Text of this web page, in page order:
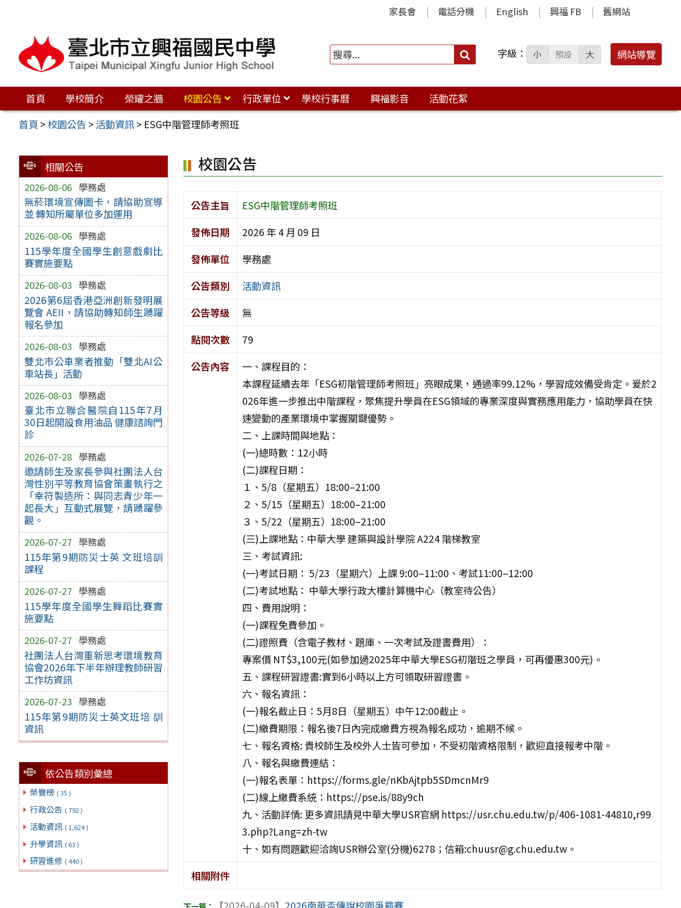
區
家長會 電話分機 English 興福 FB 舊網站
搜
字級： 小 預設 大 網站導覽
首頁 學校簡介 榮耀之牆 校園公告 行政單位 學校行事曆 興福影音
活動花絮
首頁 >校園公告 > 活動資訊> ESG中階管理師考照班
相關公告
2026-08-06 學務處
無菸環境宣傳圖卡，請協助宣導
並 轉知所屬單位多加運用
2026-08-06 學務處
115學年度全國學生創意戲劇比
賽實施要點
2026-08-03 學務處
2026第6屆香港亞洲創新發明展
覽會 AEII，請協助轉知師生踴躍
報名參加
2026-08-03 學務處
雙北市公車業者推動「雙北AI公
車站長」活動
2026-08-03 學務處
臺北市立聯合醫院自115年7月
30日起開設食用油品 健康諮詢門
診
2026-07-28 學務處
邀請師生及家長參與社團法人台
灣性別平等教育協會策畫執行之
「幸符製造所：與同志青少年一
起長大」互動式展覽，請踴躍參
觀。
2026-07-27 學務處
115年第9期防災士英 文班培訓
課程
2026-07-27 學務處
115學年度全國學生舞蹈比賽實
施要點
2026-07-27 學務處
社團法人台灣重新思考環境教育
協會2026年下半年辦理教師研習
工作坊資訊
2026-07-23 學務處
115年第9期防災士英文班培 訓
資訊
依公告類別彙總
榮譽榜 ( 35 )
行政公告 ( 792 )
活動資訊 ( 1,624 )
升學資訊 ( 63 )
研習進修 ( 440 )
校園公告
公告主旨
ESG中階管理師考照班
發佈日期
2026 年 4 月 09 日
發佈單位
學務處
公告類別
活動資訊
公告等級
無
點閱次數
79
公告內容
一、課程目的：
本課程延續去年「ESG初階管理師考照班」亮眼成果，通過率99.12%，學習成效備受肯定。爰於2
026年進一步推出中階課程，聚焦提升學員在ESG領域的專業深度與實務應用能力，協助學員在快
速變動的產業環境中掌握關鍵優勢。
二、上課時間與地點：
(一)總時數：12小時
(二)課程日期：
１、5/8（星期五）18:00–21:00
２、5/15（星期五）18:00–21:00
３、5/22（星期五）18:00–21:00
(三)上課地點：中華大學 建築與設計學院 A224 階梯教室
三、考試資訊:
(一)考試日期： 5/23（星期六）上課 9:00–11:00、考試11:00–12:00
(二)考試地點： 中華大學行政大樓計算機中心（教室待公告）
四、費用說明：
(一)課程免費參加。
(二)證照費（含電子教材、題庫、一次考試及證書費用）：
專案價 NT$3,100元(如參加過2025年中華大學ESG初階班之學員，可再優惠300元)。
五、課程研習證書:實到6小時以上方可領取研習證書。
六、報名資訊：
(一)報名截止日：5月8日（星期五）中午12:00截止。
(二)繳費期限：報名後7日內完成繳費方視為報名成功，逾期不候。
七、報名資格: 貴校師生及校外人士皆可參加，不受初階資格限制，歡迎直接報考中階。
八、報名與繳費連結：
(一)報名表單：https://forms.gle/nKbAjtpb5SDmcnMr9
(二)線上繳費系統：https://pse.is/88y9ch
九、活動詳情: 更多資訊請見中華大學USR官網 https://usr.chu.edu.tw/p/406-1081-44810,r99
3.php?Lang=zh-tw
十、如有問題歡迎洽詢USR辦公室(分機)6278；信箱:chuusr@g.chu.edu.tw。
相關附件